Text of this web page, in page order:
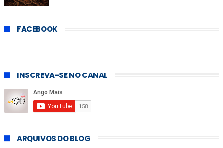
FACEBOOK
INSCREVA-SE NO CANAL
ARQUIVOS DO BLOG